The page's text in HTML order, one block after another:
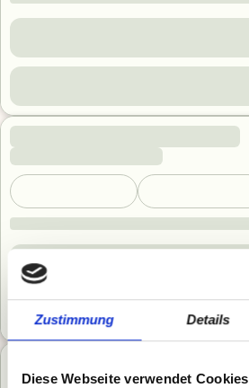
Zustimmung Details
Diese Webseite verwendet Cookies